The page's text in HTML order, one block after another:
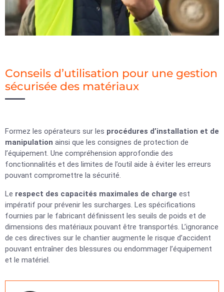
Conseils d’utilisation pour une gestion
sécurisée des matériaux
Formez les opérateurs sur les procédures d’installation et de
manipulation ainsi que les consignes de protection de
l’équipement. Une compréhension approfondie des
fonctionnalités et des limites de l’outil aide à éviter les erreurs
pouvant compromettre la sécurité.
Le respect des capacités maximales de charge est
impératif pour prévenir les surcharges. Les spécifications
fournies par le fabricant définissent les seuils de poids et de
dimensions des matériaux pouvant être transportés. L’ignorance
de ces directives sur le chantier augmente le risque d’accident
pouvant entraîner des blessures ou endommager l’équipement
et le matériel.